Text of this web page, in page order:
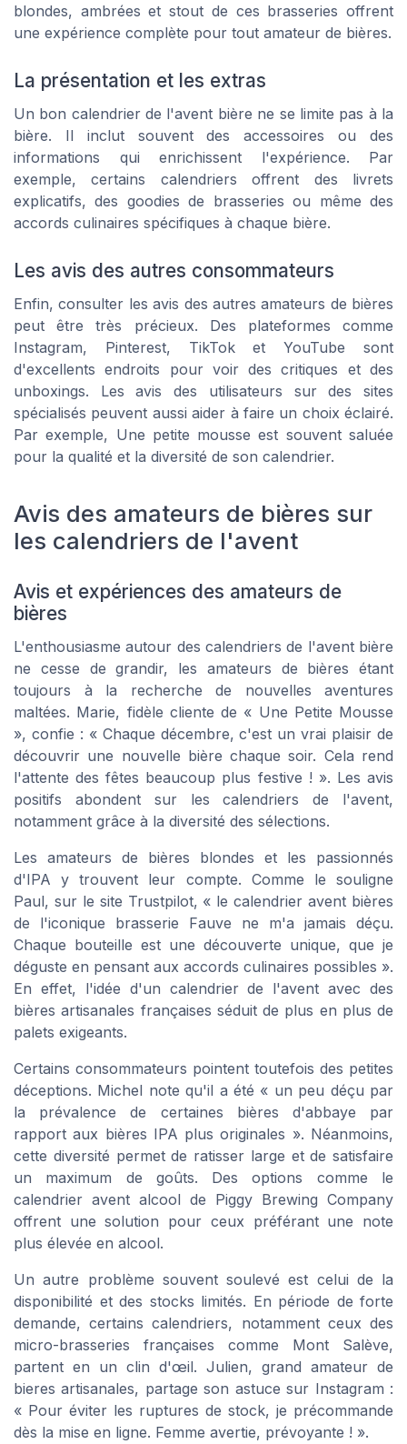
blondes, ambrées et stout de ces brasseries offrent
une expérience complète pour tout amateur de bières.
La présentation et les extras
Un bon calendrier de l'avent bière ne se limite pas à la
bière. Il inclut souvent des accessoires ou des
informations qui enrichissent l'expérience. Par
exemple, certains calendriers offrent des livrets
explicatifs, des goodies de brasseries ou même des
accords culinaires spécifiques à chaque bière.
Les avis des autres consommateurs
Enfin, consulter les avis des autres amateurs de bières
peut être très précieux. Des plateformes comme
Instagram, Pinterest, TikTok et YouTube sont
d'excellents endroits pour voir des critiques et des
unboxings. Les avis des utilisateurs sur des sites
spécialisés peuvent aussi aider à faire un choix éclairé.
Par exemple, Une petite mousse est souvent saluée
pour la qualité et la diversité de son calendrier.
Avis des amateurs de bières sur
les calendriers de l'avent
Avis et expériences des amateurs de
bières
L'enthousiasme autour des calendriers de l'avent bière
ne cesse de grandir, les amateurs de bières étant
toujours à la recherche de nouvelles aventures
maltées. Marie, fidèle cliente de « Une Petite Mousse
», confie : « Chaque décembre, c'est un vrai plaisir de
découvrir une nouvelle bière chaque soir. Cela rend
l'attente des fêtes beaucoup plus festive ! ». Les avis
positifs abondent sur les calendriers de l'avent,
notamment grâce à la diversité des sélections.
Les amateurs de bières blondes et les passionnés
d'IPA y trouvent leur compte. Comme le souligne
Paul, sur le site Trustpilot, « le calendrier avent bières
de l'iconique brasserie Fauve ne m'a jamais déçu.
Chaque bouteille est une découverte unique, que je
déguste en pensant aux accords culinaires possibles ».
En effet, l'idée d'un calendrier de l'avent avec des
bières artisanales françaises séduit de plus en plus de
palets exigeants.
Certains consommateurs pointent toutefois des petites
déceptions. Michel note qu'il a été « un peu déçu par
la prévalence de certaines bières d'abbaye par
rapport aux bières IPA plus originales ». Néanmoins,
cette diversité permet de ratisser large et de satisfaire
un maximum de goûts. Des options comme le
calendrier avent alcool de Piggy Brewing Company
offrent une solution pour ceux préférant une note
plus élevée en alcool.
Un autre problème souvent soulevé est celui de la
disponibilité et des stocks limités. En période de forte
demande, certains calendriers, notamment ceux des
micro-brasseries françaises comme Mont Salève,
partent en un clin d'œil. Julien, grand amateur de
bieres artisanales, partage son astuce sur Instagram :
« Pour éviter les ruptures de stock, je précommande
dès la mise en ligne. Femme avertie, prévoyante ! ».